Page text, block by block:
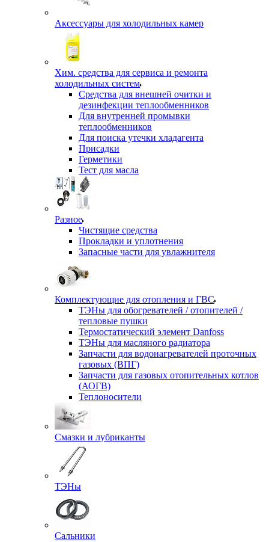
Аксессуары для холодильных камер
Хим. средства для сервиса и ремонта
холодильных систем
Средства для внешней очитки и
дезинфекции теплообменников
Для внутренней промывки
теплообменников
Для поиска утечки хладагента
Присадки
Герметики
Тест для масла
Разное
Чистящие средства
Прокладки и уплотнения
Запасные части для увлажнителя
Комплектующие для отопления и ГВС
ТЭНы для обогревателей / отопителей /
тепловые пушки
Термостатический элемент Danfoss
ТЭНы для масляного радиатора
Запчасти для водонагревателей проточных
газовых (ВПГ)
Запчасти для газовых отопительных котлов
(АОГВ)
Теплоносители
Смазки и лубриканты
ТЭНы
Сальники